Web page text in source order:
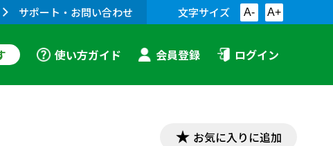
サポート・お問い合わせ 文字サイズ A- A+
使い方ガイド 会員登録 ログイン
お気に入りに追加